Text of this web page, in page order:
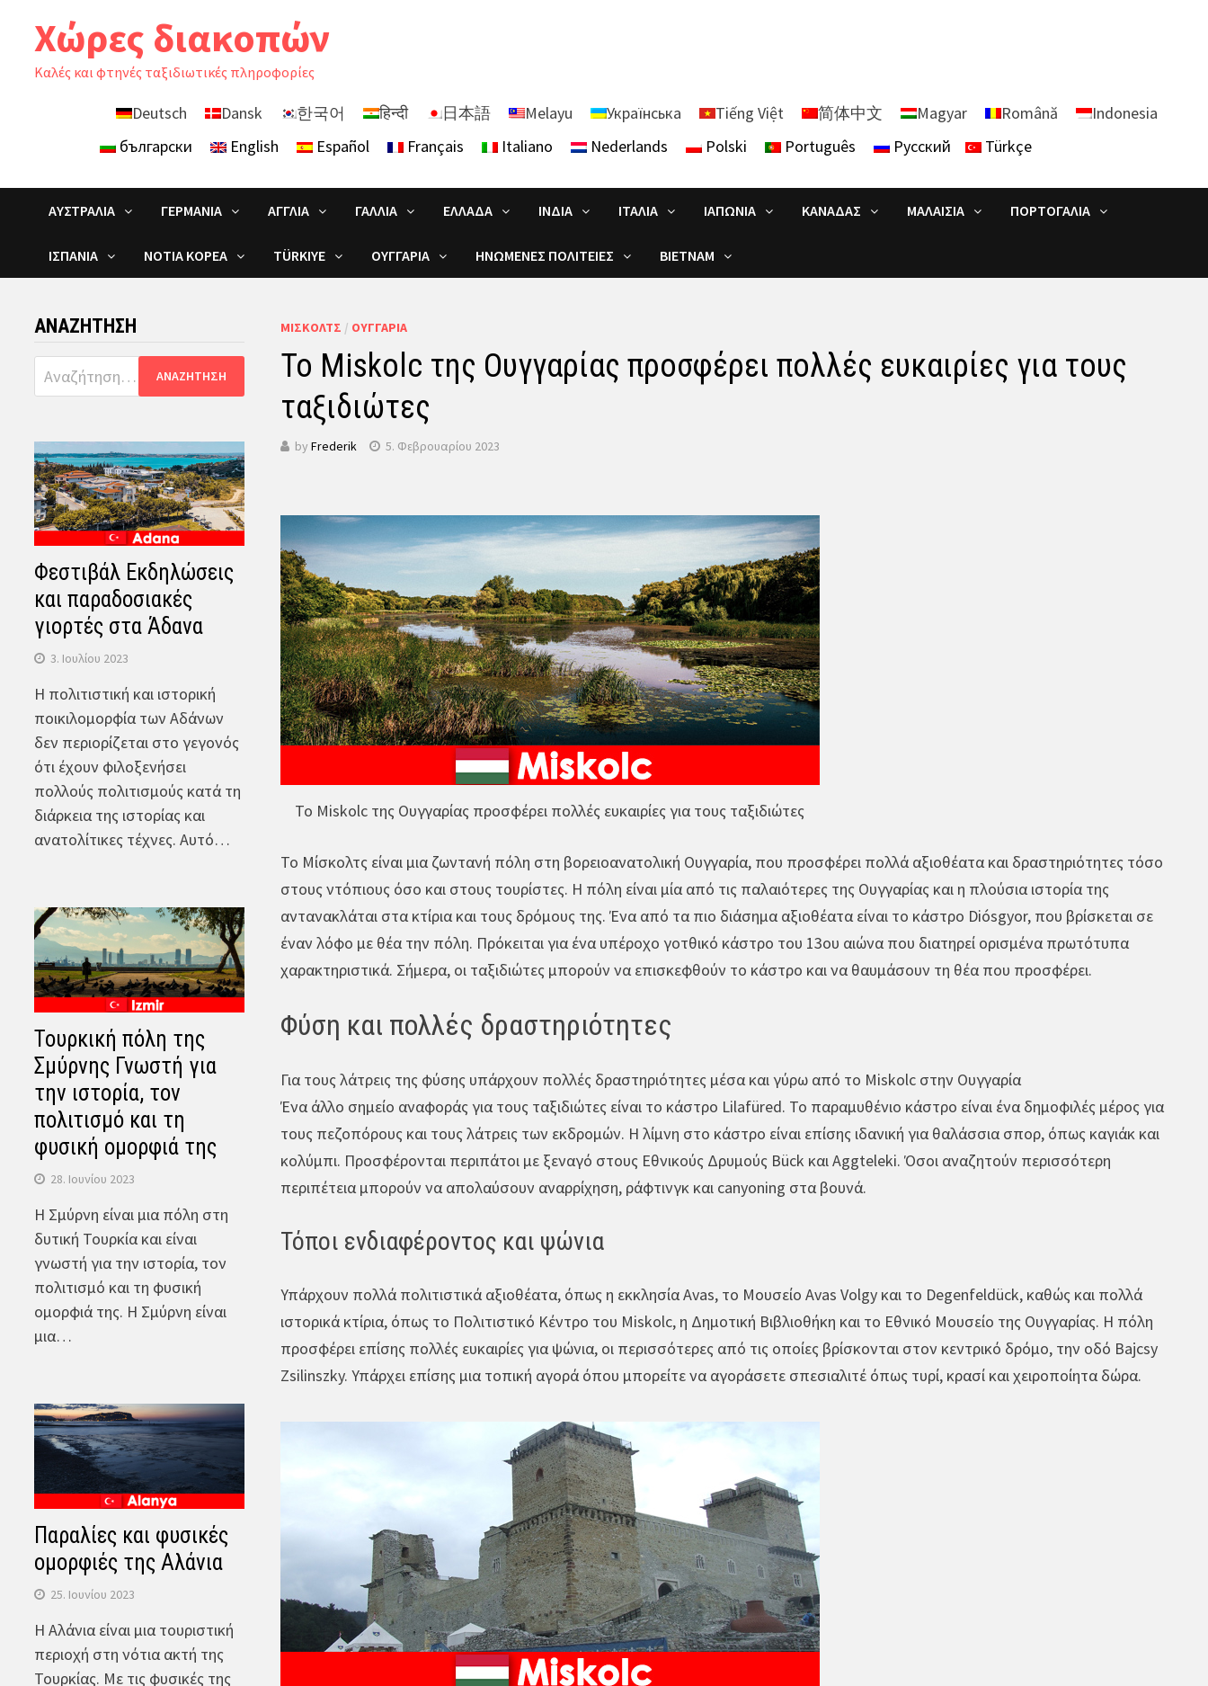
Χώρες διακοπών
Καλές και φτηνές ταξιδιωτικές πληροφορίες
Deutsch Dansk 한국어 हिन्दी 日本語 Melayu Українська Tiếng Việt 简体中文 Magyar Română
Indonesia
български
English Español Français Italiano Nederlands Polski Português Русский Türkçe
ΑΥΣΤΡΑΛΊΑ ΓΕΡΜΑΝΊΑ ΑΓΓΛΊΑ ΓΑΛΛΊΑ ΕΛΛΆΔΑ ΙΝΔΊΑ ΙΤΑΛΊΑ ΙΑΠΩΝΊΑ ΚΑΝΑΔΆΣ ΜΑΛΑΙΣΊΑ ΠΟΡΤΟΓΑΛΊΑ
ΙΣΠΑΝΊΑ ΝΌΤΙΑ ΚΟΡΈΑ TÜRKIYE ΟΥΓΓΑΡΊΑ ΗΝΩΜΈΝΕΣ ΠΟΛΙΤΕΊΕΣ ΒΙΕΤΝΆΜ
ΜΊΣΚΟΛΤΣ / ΟΥΓΓΑΡΊΑ
Το Miskolc της Ουγγαρίας προσφέρει πολλές ευκαιρίες για τους
ταξιδιώτες
by Frederik 5. Φεβρουαρίου 2023
Το Miskolc της Ουγγαρίας προσφέρει πολλές ευκαιρίες για τους ταξιδιώτες
Το Μίσκολτς είναι μια ζωντανή πόλη στη βορειοανατολική Ουγγαρία, που προσφέρει πολλά αξιοθέατα και δραστηριότητες τόσο
στους ντόπιους όσο και στους τουρίστες. Η πόλη είναι μία από τις παλαιότερες της Ουγγαρίας και η πλούσια ιστορία της
αντανακλάται στα κτίρια και τους δρόμους της. Ένα από τα πιο διάσημα αξιοθέατα είναι το κάστρο Diósgyor, που βρίσκεται σε
έναν λόφο με θέα την πόλη. Πρόκειται για ένα υπέροχο γοτθικό κάστρο του 13ου αιώνα που διατηρεί ορισμένα πρωτότυπα
χαρακτηριστικά. Σήμερα, οι ταξιδιώτες μπορούν να επισκεφθούν το κάστρο και να θαυμάσουν τη θέα που προσφέρει.
Φύση και πολλές δραστηριότητες
Για τους λάτρεις της φύσης υπάρχουν πολλές δραστηριότητες μέσα και γύρω από το Miskolc στην Ουγγαρία
Ένα άλλο σημείο αναφοράς για τους ταξιδιώτες είναι το κάστρο Lilafüred. Το παραμυθένιο κάστρο είναι ένα δημοφιλές μέρος για
τους πεζοπόρους και τους λάτρεις των εκδρομών. Η λίμνη στο κάστρο είναι επίσης ιδανική για θαλάσσια σπορ, όπως καγιάκ και
κολύμπι. Προσφέρονται περιπάτοι με ξεναγό στους Εθνικούς Δρυμούς Bück και Aggteleki. Όσοι αναζητούν περισσότερη
περιπέτεια μπορούν να απολαύσουν αναρρίχηση, ράφτινγκ και canyoning στα βουνά.
Τόποι ενδιαφέροντος και ψώνια
Υπάρχουν πολλά πολιτιστικά αξιοθέατα, όπως η εκκλησία Avas, το Μουσείο Avas Volgy και το Degenfeldück, καθώς και πολλά
ιστορικά κτίρια, όπως το Πολιτιστικό Κέντρο του Miskolc, η Δημοτική Βιβλιοθήκη και το Εθνικό Μουσείο της Ουγγαρίας. Η πόλη
προσφέρει επίσης πολλές ευκαιρίες για ψώνια, οι περισσότερες από τις οποίες βρίσκονται στον κεντρικό δρόμο, την οδό Bajcsy
Zsilinszky. Υπάρχει επίσης μια τοπική αγορά όπου μπορείτε να αγοράσετε σπεσιαλιτέ όπως τυρί, κρασί και χειροποίητα δώρα.
ΑΝΑΖΉΤΗΣΗ
Αναζήτηση
για:
Φεστιβάλ Εκδηλώσεις
και παραδοσιακές
γιορτές στα Άδανα
3. Ιουλίου 2023
Η πολιτιστική και ιστορική
ποικιλομορφία των Αδάνων
δεν περιορίζεται στο γεγονός
ότι έχουν φιλοξενήσει
πολλούς πολιτισμούς κατά τη
διάρκεια της ιστορίας και
ανατολίτικες τέχνες. Αυτό…
Τουρκική πόλη της
Σμύρνης Γνωστή για
την ιστορία, τον
πολιτισμό και τη
φυσική ομορφιά της
28. Ιουνίου 2023
Η Σμύρνη είναι μια πόλη στη
δυτική Τουρκία και είναι
γνωστή για την ιστορία, τον
πολιτισμό και τη φυσική
ομορφιά της. Η Σμύρνη είναι
μια…
Παραλίες και φυσικές
ομορφιές της Αλάνια
25. Ιουνίου 2023
Η Αλάνια είναι μια τουριστική
περιοχή στη νότια ακτή της
Τουρκίας. Με τις φυσικές της